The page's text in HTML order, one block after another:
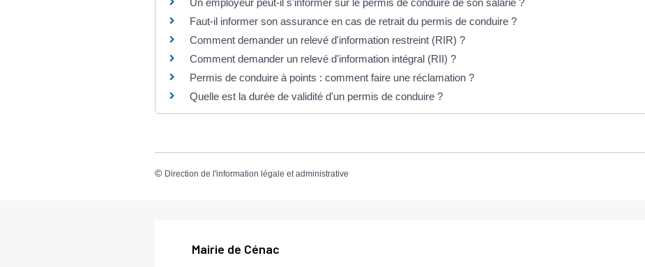
Faut-il informer son assurance en cas de retrait du permis de conduire ?
Comment demander un relevé d'information restreint (RIR) ?
Comment demander un relevé d'information intégral (RII) ?
Permis de conduire à points : comment faire une réclamation ?
Quelle est la durée de validité d'un permis de conduire ?
© Direction de l'information légale et administrative
Mairie de Cénac